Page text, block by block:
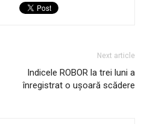
Next article
Indicele ROBOR la trei luni a
înregistrat o ușoară scădere